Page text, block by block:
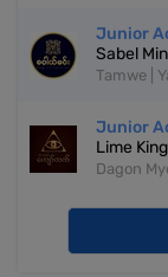
Junior
Sabel
Tamwe |
Junior
Lime
Dagon